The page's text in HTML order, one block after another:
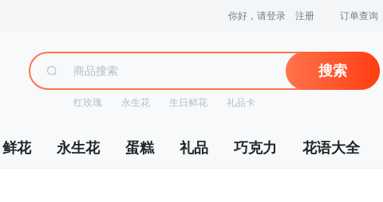
你好，请登录 注册 订单查询
搜索
红玫瑰 永生花 生日鲜花 礼品卡
鲜花 永生花 蛋糕 礼品 巧克力 花语大全